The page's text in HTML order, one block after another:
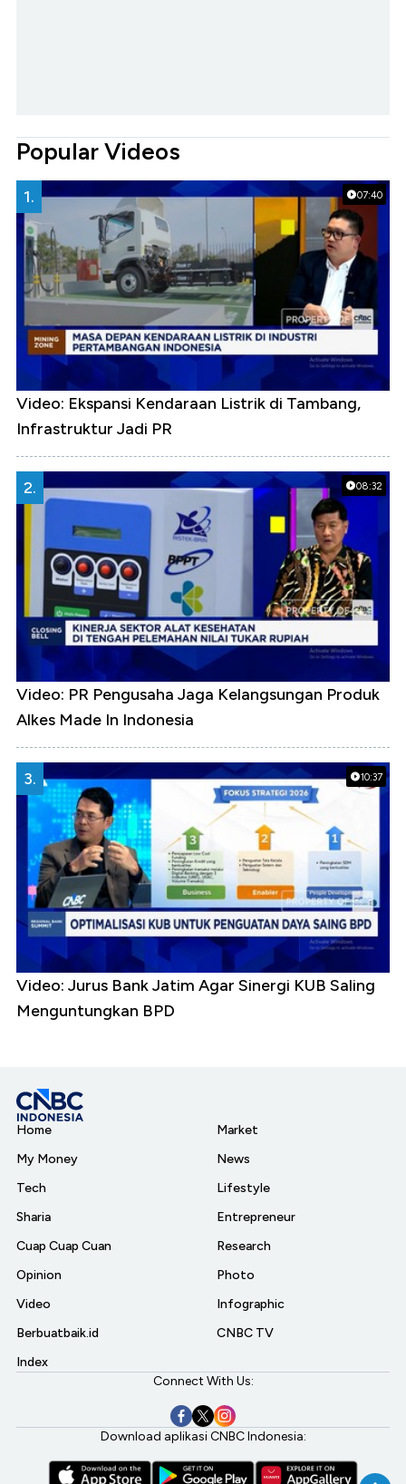
Popular Videos
07:40
1.
Video: Ekspansi Kendaraan Listrik di Tambang,
Infrastruktur Jadi PR
08:32
2.
Video: PR Pengusaha Jaga Kelangsungan Produk
Alkes Made In Indonesia
10:37
3.
Video: Jurus Bank Jatim Agar Sinergi KUB Saling
Menguntungkan BPD
Home
My Money
Tech
Sharia
Cuap Cuap Cuan
Opinion
Video
Berbuatbaik.id
Index
Market
News
Lifestyle
Entrepreneur
Research
Photo
Infographic
CNBC TV
Connect With Us:
Download aplikasi CNBC Indonesia: